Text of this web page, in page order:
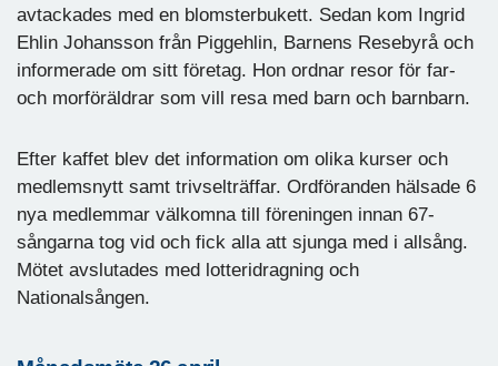
avtackades med en blomsterbukett. Sedan kom Ingrid
Ehlin Johansson från Piggehlin, Barnens Resebyrå och
informerade om sitt företag. Hon ordnar resor för far-
och morföräldrar som vill resa med barn och barnbarn.
Efter kaffet blev det information om olika kurser och
medlemsnytt samt trivselträffar. Ordföranden hälsade 6
nya medlemmar välkomna till föreningen innan 67-
sångarna tog vid och fick alla att sjunga med i allsång.
Mötet avslutades med lotteridragning och
Nationalsången.